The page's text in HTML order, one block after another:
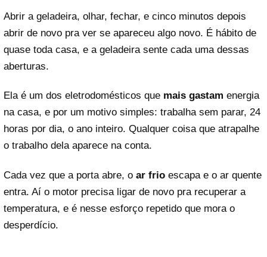
Abrir a geladeira, olhar, fechar, e cinco minutos depois
abrir de novo pra ver se apareceu algo novo. É hábito de
quase toda casa, e a geladeira sente cada uma dessas
aberturas.
Ela é um dos eletrodomésticos que mais gastam energia
na casa, e por um motivo simples: trabalha sem parar, 24
horas por dia, o ano inteiro. Qualquer coisa que atrapalhe
o trabalho dela aparece na conta.
Cada vez que a porta abre, o ar frio escapa e o ar quente
entra. Aí o motor precisa ligar de novo pra recuperar a
temperatura, e é nesse esforço repetido que mora o
desperdício.